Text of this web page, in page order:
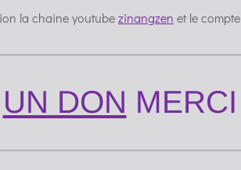
la chaine youtubezinangzen et le
UN DON MERCI